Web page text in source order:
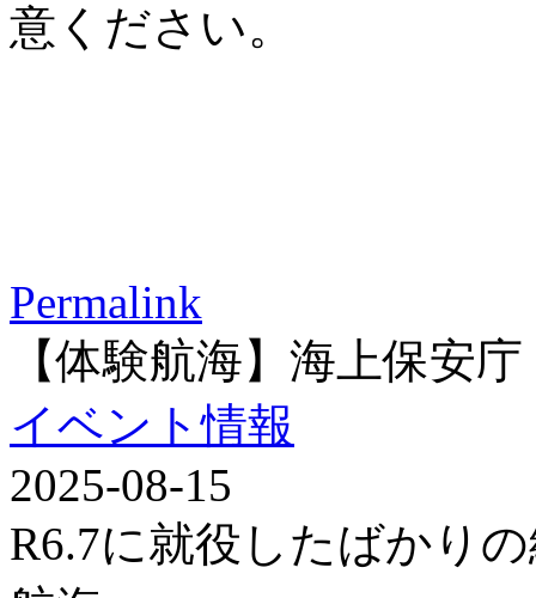
意ください。
Permalink
【体験航海】海上保安
イベント情報
2025-08-15
R6.7に就役したばかり